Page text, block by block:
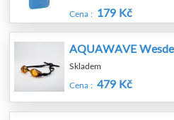
Cena : 179 Kč
AQUAWAVE
Skladem
Cena : 479 Kč